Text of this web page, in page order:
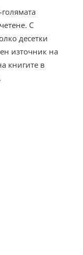
С
десетки
източник на
книгите в